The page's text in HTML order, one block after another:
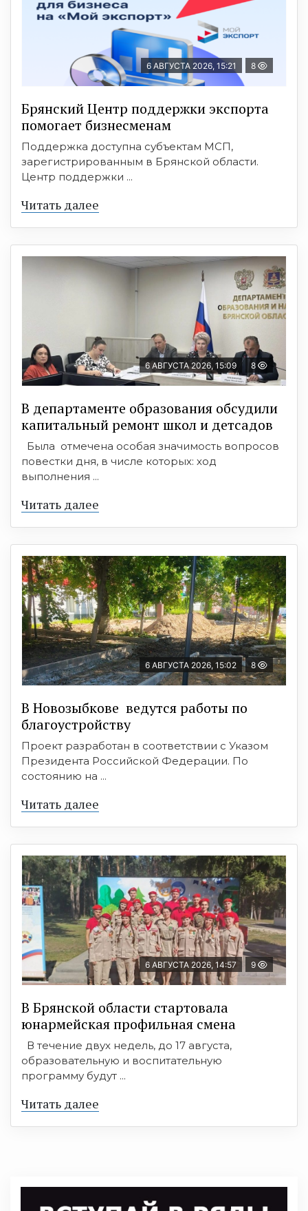
6 АВГУСТА 2026, 15:21 8
Брянский Центр поддержки экспорта
помогает бизнесменам
Поддержка доступна субъектам МСП,
зарегистрированным в Брянской области.
Центр поддержки ...
Читать далее
6 АВГУСТА 2026, 15:09 8
В департаменте образования обсудили
капитальный ремонт школ и детсадов
Была отмечена особая значимость вопросов
повестки дня, в числе которых: ход
выполнения ...
Читать далее
6 АВГУСТА 2026, 15:02 8
В Новозыбкове ведутся работы по
благоустройству
Проект разработан в соответствии с Указом
Президента Российской Федерации. По
состоянию на ...
Читать далее
6 АВГУСТА 2026, 14:57 9
В Брянской области стартовала
юнармейская профильная смена
В течение двух недель, до 17 августа,
образовательную и воспитательную
программу будут ...
Читать далее